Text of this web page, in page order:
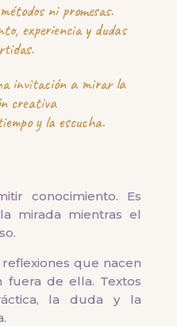
ni promesas.
experiencia y dudas
invitación a mirar la
creativa
y la escucha.
conocimiento. Es
mirada mientras el
que nacen
fuera de ella. Textos
la duda y la